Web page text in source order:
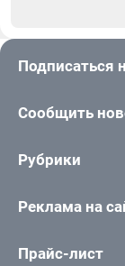
Подписаться
Сообщить
Рубрики
Реклама на
Прайс-лист